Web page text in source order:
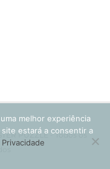
PUZZLE - Todos os
melhor experiência
estará a consentir a